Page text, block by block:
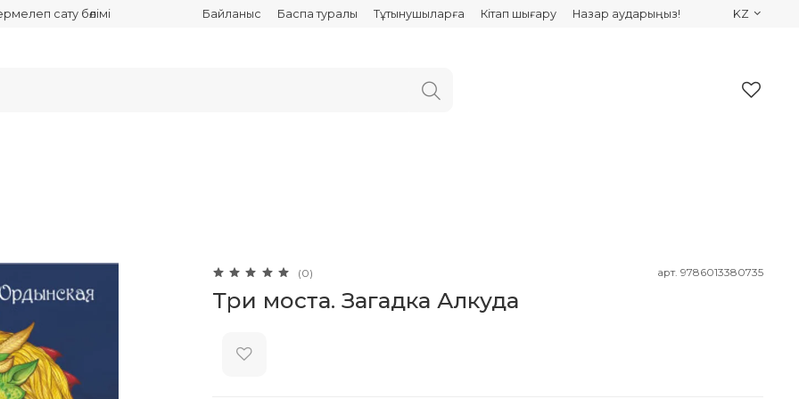
Байланыс Баспа туралы Тұтынушыларға Кітап шығару Назар аударыңыз!
сату бөлімі KZ
(0) арт. 9786013380735
Три моста. Загадка Алкуда